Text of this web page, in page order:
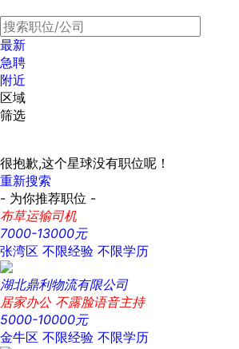
最新
急聘
附近
区域
筛选
很抱歉,这个星球没有职位呢！
重新搜索
- 为你推荐职位 -
布草运输司机
7000-13000元
张湾区 不限经验 不限学历
湖北鼎利物流有限公司
居家办公 不露脸语音主持
5000-10000元
金牛区 不限经验 不限学历